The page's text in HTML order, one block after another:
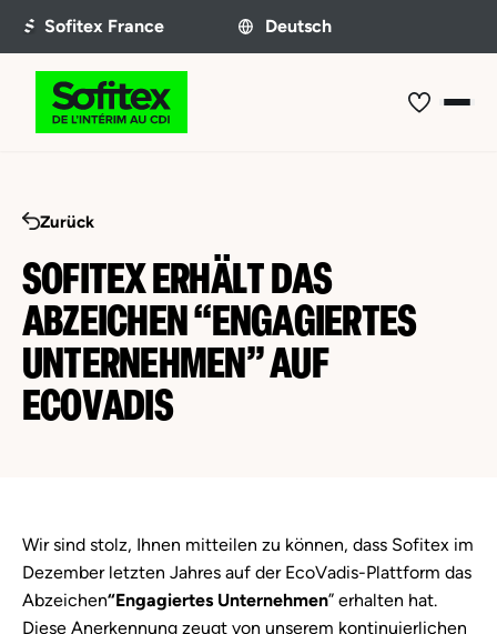
Zurück
SOFITEX ERHÄLT DAS
ABZEICHEN “ENGAGIERTES
UNTERNEHMEN” AUF
ECOVADIS
Wir sind stolz, Ihnen mitteilen zu können, dass Sofitex im
Dezember letzten Jahres auf der EcoVadis-Plattform das
Abzeichen“Engagiertes Unternehmen” erhalten hat.
Diese Anerkennung zeugt von unserem kontinuierlichen